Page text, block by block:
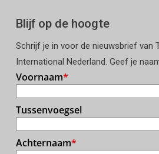
Blijf op de hoogte
Schrijf je in voor de nieuwsbrief van
International Nederland. Geef je